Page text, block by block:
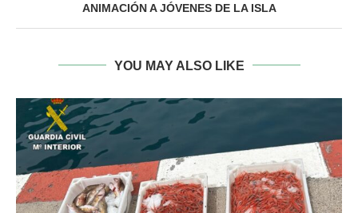
ANIMACIÓN A JÓVENES DE LA ISLA
YOU MAY ALSO LIKE